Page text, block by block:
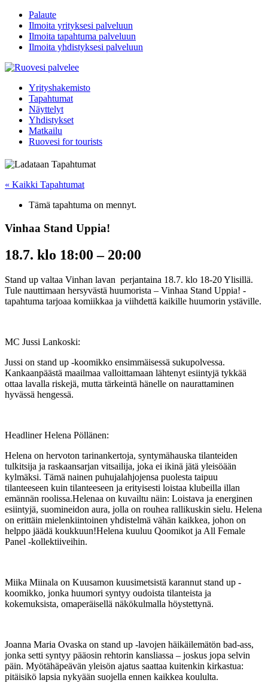
Palaute
Ilmoita yrityksesi palveluun
Ilmoita tapahtuma palveluun
Ilmoita yhdistyksesi palveluun
Yrityshakemisto
Tapahtumat
Näyttelyt
Yhdistykset
Matkailu
Ruovesi for tourists
« Kaikki Tapahtumat
Tämä tapahtuma on mennyt.
Vinhaa Stand Uppia!
18.7. klo 18:00 – 20:00
Stand up valtaa Vinhan lavan perjantaina 18.7. klo 18-20 Ylisillä.
Tule nauttimaan hersyvästä huumorista – Vinhaa Stand Uppia! -
tapahtuma tarjoaa komiikkaa ja viihdettä kaikille huumorin ystäville.
MC Jussi Lankoski:
Jussi on stand up -koomikko ensimmäisessä sukupolvessa.
Kankaanpäästä maailmaa valloittamaan lähtenyt esiintyjä tykkää
ottaa lavalla riskejä, mutta tärkeintä hänelle on naurattaminen
hyvässä hengessä.
Headliner Helena Pöllänen:
Helena on hervoton tarinankertoja, syntymähauska tilanteiden
tulkitsija ja raskaansarjan vitsailija, joka ei ikinä jätä yleisöään
kylmäksi. Tämä nainen puhujalahjojensa puolesta taipuu
tilanteeseen kuin tilanteeseen ja erityisesti loistaa klubeilla illan
emännän roolissa.Helenaa on kuvailtu näin: Loistava ja energinen
esiintyjä, suomineidon aura, jolla on rouhea rallikuskin sielu. Helena
on erittäin mielenkiintoinen yhdistelmä vähän kaikkea, johon on
helppo jäädä koukkuun!Helena kuuluu Qoomikot ja All Female
Panel -kollektiiveihin.
Miika Miinala on Kuusamon kuusimetsistä karannut stand up -
koomikko, jonka huumori syntyy oudoista tilanteista ja
kokemuksista, omaperäisellä näkökulmalla höystettynä.
Joanna Maria Ovaska on stand up -lavojen häikäilemätön bad-ass,
jonka setti syntyy pääosin rehtorin kansliassa – joskus jopa selvin
päin. Myötähäpeävän yleisön ajatus saattaa kuitenkin kirkastua:
pitäisikö lapsia nykyään suojella ennen kaikkea koululta.